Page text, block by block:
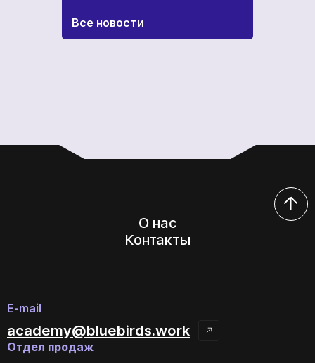
Все новости
О нас
Контакты
E-mail
academy@bluebirds.work
Отдел продаж